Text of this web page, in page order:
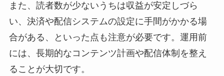
また、読者数が少ないうちは収益が安定しづら
い、決済や配信システムの設定に手間がかかる場
合がある、といった点も注意が必要です。運用前
には、長期的なコンテンツ計画や配信体制を整え
ることが大切です。